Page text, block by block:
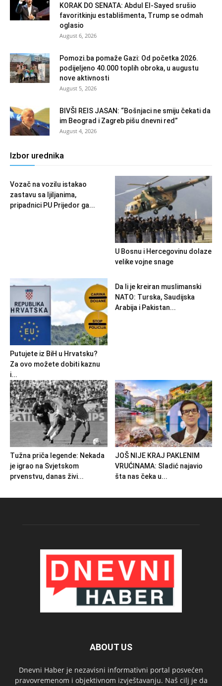
KORAK DO SENATA: Abdul El-Sayed srušio
favoritkinju establišmenta, Trump se odmah
oglasio
August 6, 2026
Pomozi.ba pomaže Gazi: Od početka 2026.
podijeljeno 40.000 toplih obroka, u augustu
nove aktivnosti
August 5, 2026
BIVŠI REIS JASAN: “Bošnjaci ne smiju čekati da
im Beograd i Zagreb pišu dnevni red”
August 4, 2026
Izbor urednika
Vozač na vozilu istakao
zastavu sa ljiljanima,
pripadnici PU Prijedor ga...
U Bosnu i Hercegovinu dolaze
velike vojne snage
Putujete iz BiH u Hrvatsku?
Za ovo možete dobiti kaznu
i...
Da li je kreiran muslimanski
NATO: Turska, Saudijska
Arabija i Pakistan...
Tužna priča legende: Nekada
je igrao na Svjetskom
prvenstvu, danas živi...
JOŠ NIJE KRAJ PAKLENIM
VRUĆINAMA: Sladić najavio
šta nas čeka u...
ABOUT US
Dnevni Haber je nezavisni informativni portal posvećen
pravovremenom i objektivnom izvještavanju. Naš cilj je da